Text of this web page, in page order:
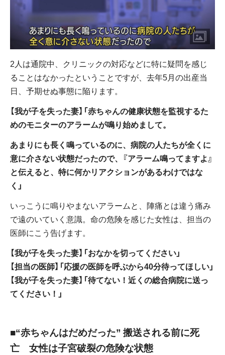
2人は通院中、クリニックの対応などに特に疑問を感じ
ることはなかったということですが、去年5月の出産当
日、予期せぬ事態に陥ります。
【我が子を失った妻】「赤ちゃんの健康状態を監視するた
めのモニターのアラームが鳴り始めまして。
あまりにも長く鳴っているのに、病院の人たちが全くに
意に介さない状態だったので、『アラーム鳴ってますよ』
と伝えると、特に何かリアクションがあるわけではな
く」
いっこうに鳴りやまないアラームと、陣痛とは違う痛み
で遠のいていく意識。命の危険を感じた女性は、担当の
医師にこう告げます。
【我が子を失った妻】「おなかを切ってください」
【担当の医師】「応援の医師を呼ぶから40分待ってほしい」
【我が子を失った妻】「待てない！近くの総合病院に送っ
てください！」
■“赤ちゃんはだめだった” 搬送される前に死
亡 女性は子宮破裂の危険な状態